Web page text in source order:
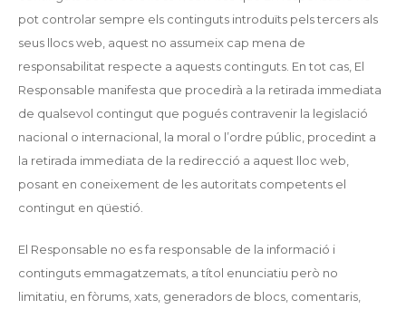
pot controlar sempre els continguts introduïts pels tercers als
seus llocs web, aquest no assumeix cap mena de
responsabilitat respecte a aquests continguts. En tot cas, El
Responsable manifesta que procedirà a la retirada immediata
de qualsevol contingut que pogués contravenir la legislació
nacional o internacional, la moral o l’ordre públic, procedint a
la retirada immediata de la redirecció a aquest lloc web,
posant en coneixement de les autoritats competents el
contingut en qüestió.
El Responsable no es fa responsable de la informació i
continguts emmagatzemats, a títol enunciatiu però no
limitatiu, en fòrums, xats, generadors de blocs, comentaris,